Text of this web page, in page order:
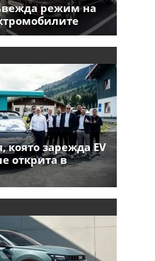
режим на
която зарежда EV
открита в